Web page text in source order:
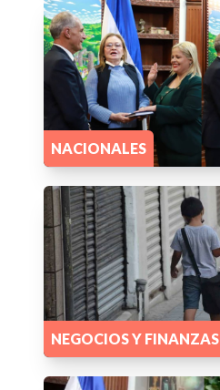
NACIONALES
NEGOCIOS Y FINANZAS